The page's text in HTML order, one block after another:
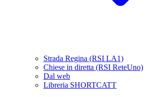
Strada Regina (RSI LA1)
Chiese in diretta (RSI ReteUno)
Dal web
Libreria SHORTCATT